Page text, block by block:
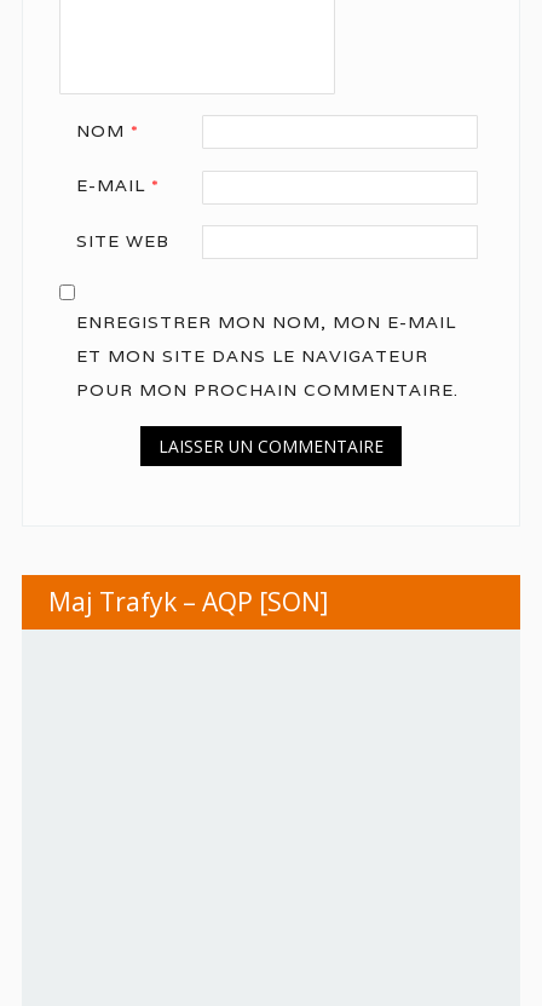
NOM *
E-MAIL *
SITE WEB
ENREGISTRER MON NOM, MON E-MAIL
ET MON SITE DANS LE NAVIGATEUR
POUR MON PROCHAIN COMMENTAIRE.
Maj Trafyk – AQP [SON]